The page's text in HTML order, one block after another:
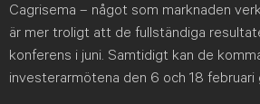
Cagrisema – något som marknaden
är mer troligt att de fullständiga
konferens i juni. Samtidigt kan de
investerarmötena den 6 och 18 februari